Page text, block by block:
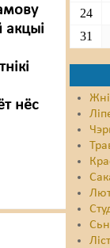
акцыі
нёс
24
31